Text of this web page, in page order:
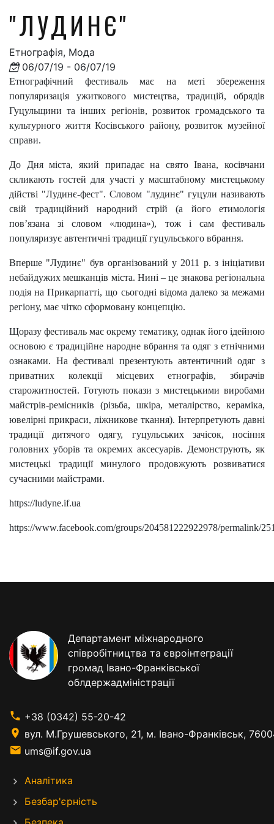
"ЛУДИНЄ"
Етнографія, Мода
06/07/19 - 06/07/19
Етнографічний фестиваль має на меті збереження
популяризація ужиткового мистецтва, традицій, обрядів
Гуцульщини та інших регіонів, розвиток громадського та
культурного життя Косівського району, розвиток музейної
справи.
До Дня міста, який припадає на свято Івана, косівчани
скликають гостей для участі у масштабному мистецькому
дійстві "Лудинє-фест". Словом "лудинє" гуцули називають
свій традиційний народний стрій (а його етимологія
пов’язана зі словом «людина»), тож і сам фестиваль
популяризує автентичні традиції гуцульського вбрання.
Вперше "Лудинє" був організований у 2011 р. з ініціативи
небайдужих мешканців міста. Нині – це знакова регіональна
подія на Прикарпатті, що сьогодні відома далеко за межами
регіону, має чітко сформовану концепцію.
Щоразу фестиваль має окрему тематику, однак його ідейною
основою є традиційне народне вбрання та одяг з етнічними
ознаками. На фестивалі презентують автентичний одяг з
приватних колекції місцевих етнографів, збирачів
старожитностей. Готують покази з мистецькими виробами
майстрів-ремісників (різьба, шкіра, металірство, кераміка,
ювелірні прикраси, ліжникове ткання). Інтерпретують давні
традиції дитячого одягу, гуцульських зачісок, носіння
головних уборів та окремих аксесуарів. Демонструють, як
мистецькі традиції минулого продовжують розвиватися
сучасними майстрами.
https://ludyne.if.ua
https://www.facebook.com/groups/204581222922978/permalink/
Департамент міжнародного
співробітництва та євроінтеграції
громад Івано-Франківської
облдержадміністрації
+38 (0342) 55-20-42
вул. М.Грушевського, 21, м. Івано-Франківськ,
ums@if.gov.ua
Аналітика
Безбар'єрність